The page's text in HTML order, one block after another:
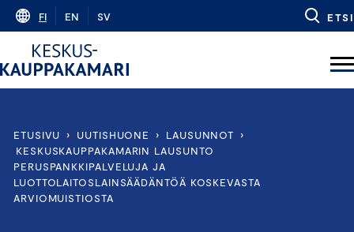
Skip
content
FI EN SV ETSI
ETUSIVU › UUTISHUONE › LAUSUNNOT
›
KESKUSKAUPPAKAMARIN LAUSUNTO
PERUSPANKKIPALVELUJA JA
LUOTTOLAITOSLAINSÄÄDÄNTÖÄ KOSKEVASTA
ARVIOMUISTIOSTA